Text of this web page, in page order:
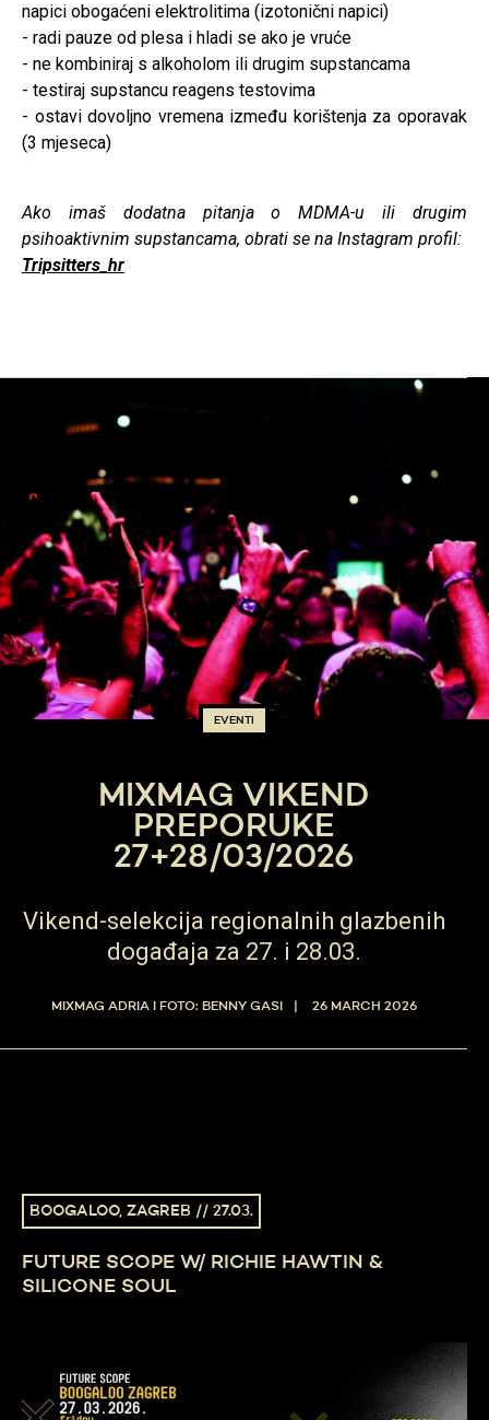
napici obogaćeni elektrolitima (izotonični napici)
- radi pauze od plesa i hladi se ako je vruće
- ne kombiniraj s alkoholom ili drugim supstancama
- testiraj supstancu reagens testovima
- ostavi dovoljno vremena između korištenja za oporavak
(3 mjeseca)
Ako imaš dodatna pitanja o MDMA-u ili drugim
psihoaktivnim supstancama, obrati se na Instagram profil:
Tripsitters_hr
EVENTI
MIXMAG VIKEND
PREPORUKE
27+28/03/2026
Vikend-selekcija regionalnih glazbenih
događaja za 27. i 28.03.
MIXMAG ADRIA I FOTO: BENNY GASI 26 MARCH 2026
BOOGALOO, ZAGREB // 27.03.
FUTURE SCOPE W/ RICHIE HAWTIN &
SILICONE SOUL